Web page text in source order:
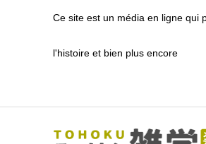
Ce site est un média en ligne qui
l'histoire et bien plus encore